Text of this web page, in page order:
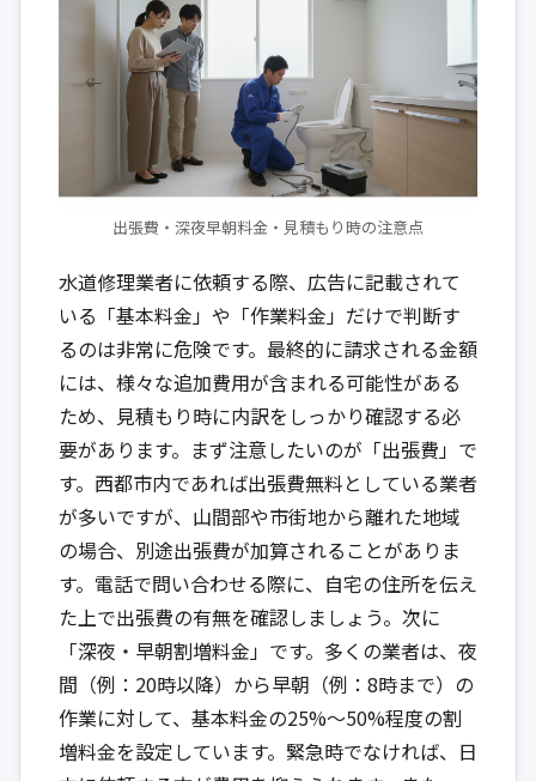
出張費・深夜早朝料金・見積もり時の注意点
水道修理業者に依頼する際、広告に記載されて
いる「基本料金」や「作業料金」だけで判断す
るのは非常に危険です。最終的に請求される金額
には、様々な追加費用が含まれる可能性がある
ため、見積もり時に内訳をしっかり確認する必
要があります。まず注意したいのが「出張費」で
す。西都市内であれば出張費無料としている業者
が多いですが、山間部や市街地から離れた地域
の場合、別途出張費が加算されることがありま
す。電話で問い合わせる際に、自宅の住所を伝え
た上で出張費の有無を確認しましょう。次に
「深夜・早朝割増料金」です。多くの業者は、夜
間（例：20時以降）から早朝（例：8時まで）の
作業に対して、基本料金の25%～50%程度の割
増料金を設定しています。緊急時でなければ、日